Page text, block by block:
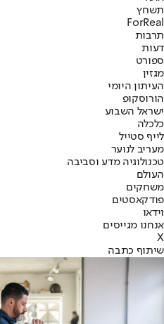
תשחץ
ForReal
תרבות
דעות
ספורט
מגזין
העיתון היומי
הורוסקופ
ישראל השבוע
כלכלה
לייף סטייל
מעריב לנוער
טכנולוגיה מדע וסביבה
העולם
משחקים
פודקאסטים
וידאו
אנחנו מגייסים
X
שיתוף כתבה